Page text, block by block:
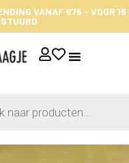
VANAF €75 - VOOR 16